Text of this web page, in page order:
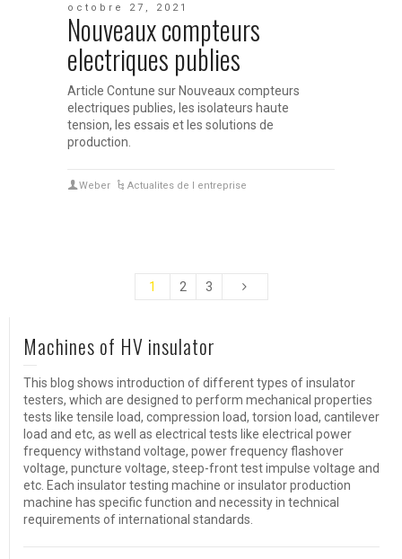
octobre 27, 2021
Nouveaux compteurs
electriques publies
Article Contune sur Nouveaux compteurs
electriques publies, les isolateurs haute
tension, les essais et les solutions de
production.
Weber Actualites de l entreprise
1 2 3
Machines of HV insulator
This blog shows introduction of different types of insulator
testers, which are designed to perform mechanical properties
tests like tensile load, compression load, torsion load, cantilever
load and etc, as well as electrical tests like electrical power
frequency withstand voltage, power frequency flashover
voltage, puncture voltage, steep-front test impulse voltage and
etc. Each insulator testing machine or insulator production
machine has specific function and necessity in technical
requirements of international standards.